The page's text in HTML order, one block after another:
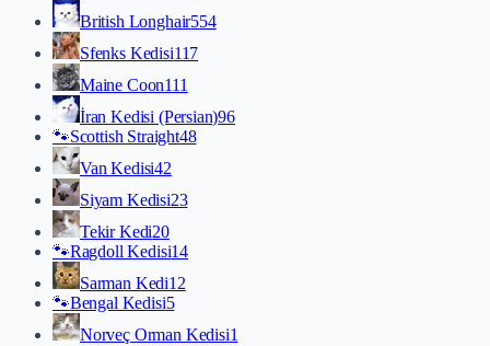
British Longhair554
Sfenks Kedisi117
Maine Coon111
İran Kedisi (Persian)96
🐾Scottish Straight48
Van Kedisi42
Siyam Kedisi23
Tekir Kedi20
🐾Ragdoll Kedisi14
Sarman Kedi12
🐾Bengal Kedisi5
Norveç Orman Kedisi1